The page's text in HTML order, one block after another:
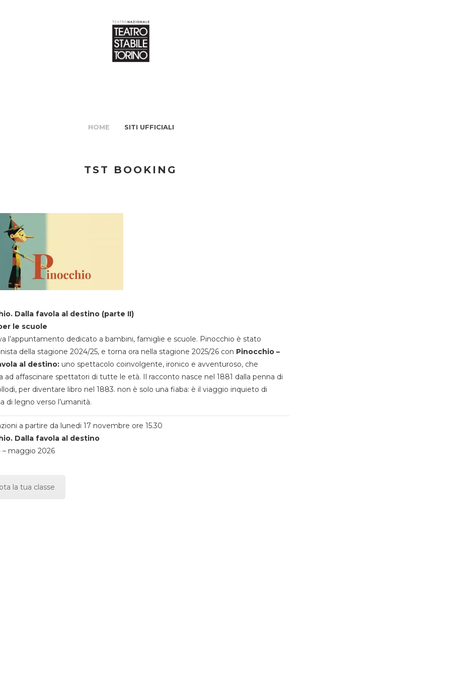
HOME SITI UFFICIALI
TST BOOKING
Dalla favola al destino (parte II)
le scuole
l’appuntamento dedicato a bambini, famiglie e scuole. Pinocchio è stato
della stagione 2024/25, e torna ora nella stagione 2025/26 con Pinocchio –
al destino:uno spettacolo coinvolgente, ironico e avventuroso, che
ad affascinare spettatori di tutte le età. Il racconto nasce nel 1881 dalla penna di
per diventare libro nel 1883. non è solo una fiaba: è il viaggio inquieto di
di legno verso l’umanità.
a partire da lunedi 17 novembre ore 15.30
Dalla favola al destino
– maggio 2026
la tua classe